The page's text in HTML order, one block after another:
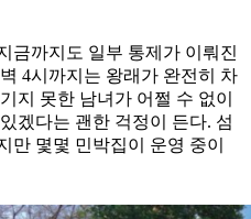
금까지도 일부 통제가 이뤄진
4시까지는 왕래가 완전히 차
지 못한 남녀가 어쩔 수 없이
겠다는 괜한 걱정이 든다. 섬
만 몇몇 민박집이 운영 중이